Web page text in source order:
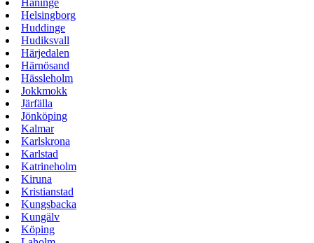
Haninge
Helsingborg
Huddinge
Hudiksvall
Härjedalen
Härnösand
Hässleholm
Jokkmokk
Järfälla
Jönköping
Kalmar
Karlskrona
Karlstad
Katrineholm
Kiruna
Kristianstad
Kungsbacka
Kungälv
Köping